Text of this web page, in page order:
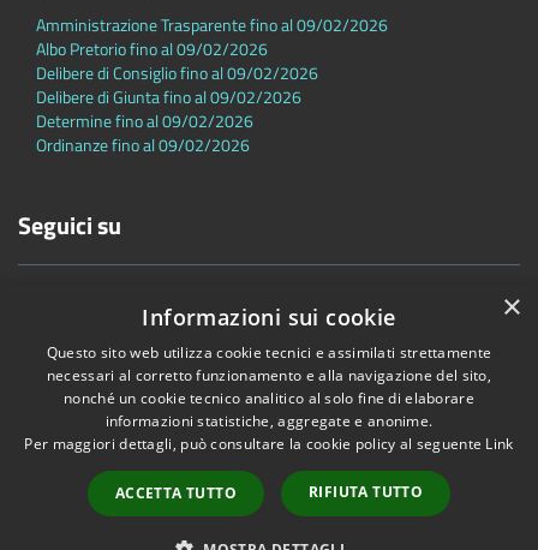
Amministrazione Trasparente fino al 09/02/2026
Albo Pretorio fino al 09/02/2026
Delibere di Consiglio fino al 09/02/2026
Delibere di Giunta fino al 09/02/2026
Determine fino al 09/02/2026
Ordinanze fino al 09/02/2026
Seguici su
Accessibilità Privacy Cookie
Mappa del sito
Dichiarazione di accessibilità
Copyright © 2026 • Comune di Sambuca Pistoiese • Powered by
Municipium
Accesso redazione
×
Informazioni sui cookie
Questo sito web utilizza cookie tecnici e assimilati strettamente
necessari al corretto funzionamento e alla navigazione del sito,
nonché un cookie tecnico analitico al solo fine di elaborare
informazioni statistiche, aggregate e anonime.
Per maggiori dettagli, può consultare la cookie policy al seguente Link
ACCETTA TUTTO RIFIUTA TUTTO